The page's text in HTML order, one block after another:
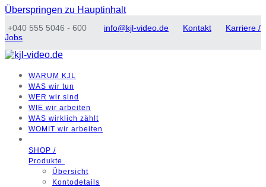
Überspringen zu Hauptinhalt
+040 555 5046 - 600 info@kjl-video.de Kontakt
Karriere /
Jobs
WARUM
KJL
WAS wir tun
WER wir sind
WIE wir arbeiten
WAS wirklich zählt
WOMIT wir arbeiten
SHOP /
Produkte
Übersicht
Kontodetails